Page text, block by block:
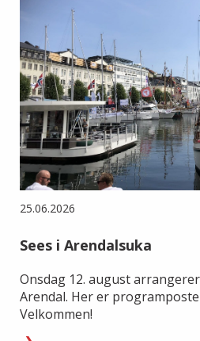
25.06.2026
Sees i Arendalsuka
Onsdag 12. august
Arendal. Her er
Velkommen!